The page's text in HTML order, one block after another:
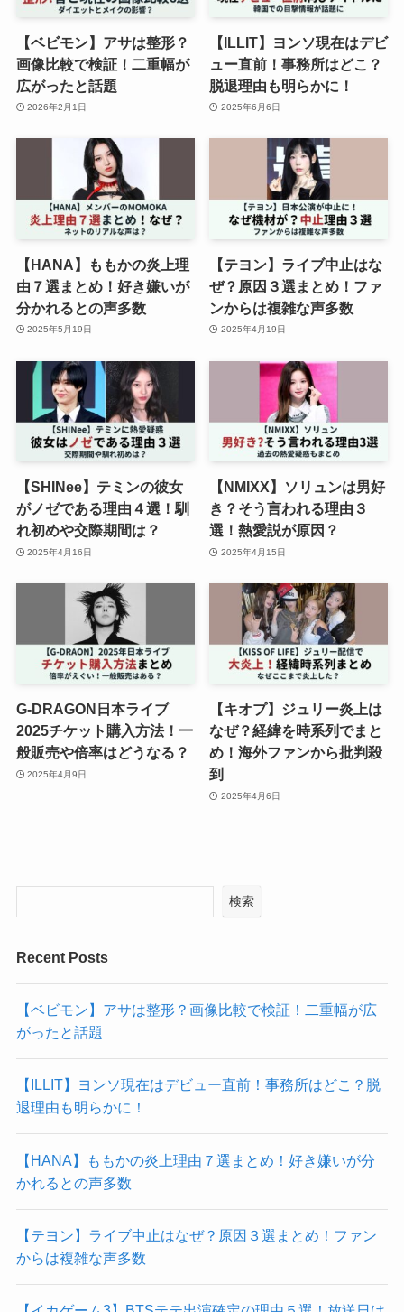
【ベビモン】アサは整形？
画像比較で検証！二重幅が
広がったと話題
2026年2月1日
【ILLIT】ヨンソ現在はデビ
ュー直前！事務所はどこ？
脱退理由も明らかに！
2025年6月6日
【HANA】ももかの炎上理
由７選まとめ！好き嫌いが
分かれるとの声多数
2025年5月19日
【テヨン】ライブ中止はな
ぜ？原因３選まとめ！ファ
ンからは複雑な声多数
2025年4月19日
【SHINee】テミンの彼女
がノゼである理由４選！馴
れ初めや交際期間は？
2025年4月16日
【NMIXX】ソリュンは男好
き？そう言われる理由３
選！熱愛説が原因？
2025年4月15日
G-DRAGON日本ライブ
2025チケット購入方法！一
般販売や倍率はどうなる？
2025年4月9日
【キオプ】ジュリー炎上は
なぜ？経緯を時系列でまと
め！海外ファンから批判殺
到
2025年4月6日
検索
Recent Posts
【ベビモン】アサは整形？画像比較で検証！二重幅が広
がったと話題
【ILLIT】ヨンソ現在はデビュー直前！事務所はどこ？脱
退理由も明らかに！
【HANA】ももかの炎上理由７選まとめ！好き嫌いが分
かれるとの声多数
【テヨン】ライブ中止はなぜ？原因３選まとめ！ファン
からは複雑な声多数